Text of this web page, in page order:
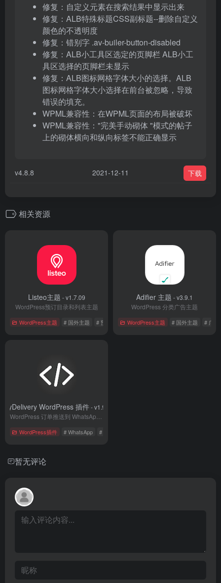
修复：自定义元素在搜索结果中显示出来
修复：ALB特殊标题CSS副标题--删除自定义
颜色的不透明度
修复：错别字 .av-builer-button-disabled
修复：ALB小工具区选定的页脚栏 ALB小工
具区选择的页脚栏未显示
修复：ALB图标网格字体大小的选择。ALB
图标网格字体大小选择在前台被忽略，导致
错误的填充。
WPML兼容性：在WPML页面的布局被破坏
WPML兼容性："完美手动砌体 "模式的帖子
上的砌体横向和纵向标签不能正确显示
v4.8.8 2021-12-11 下载
相关资源
Listeo主题 - v1.7.09
WordPress预订目录和列表主题
WordPress主题 # 国外主题 # 预订主题
Adifier 主题 - v3.9.1
WordPress 分类广告主题
WordPress主题 # 国外主题 # 广告
MyDelivery WordPress 插件- v1.9.8
WordPress插件 # WhatsApp # 国外插件
暂无评论